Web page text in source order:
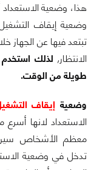
هذا، وضعية
وضعية إيقاف
تبتعد فيها عن
الانتظار, لذلك
طويلة من الوقت.
وضعية إيقاف
الاستعداد لانها أسرع
معظم الأشخاص
تدخل في وضعية